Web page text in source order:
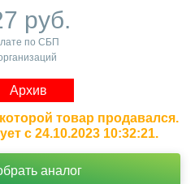
руб.
по СБП
Архив
товар продавался.
с 24.10.2023 10:32:21.
аналог